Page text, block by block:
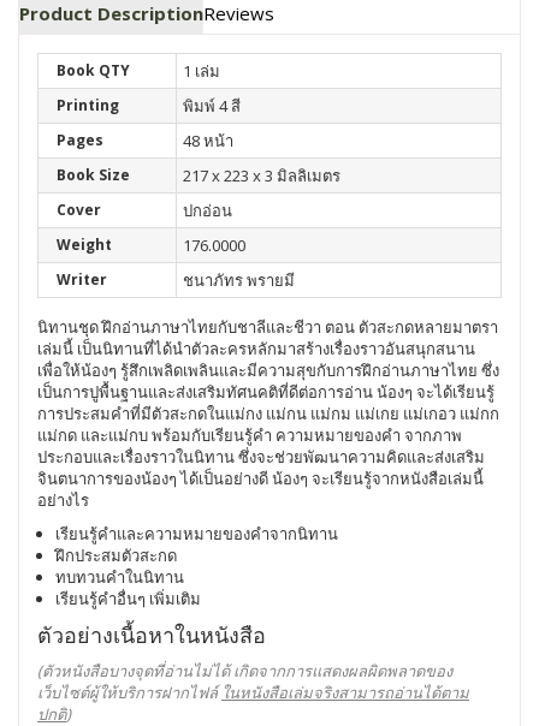
Product DescriptionReviews
Book QTY 1 เล่ม
Printing พิมพ์ 4 สี
Pages 48 หน้า
Book Size 217 x 223 x 3 มิลลิเมตร
Cover ปกอ่อน
Weight 176.0000
Writer ชนาภัทร พรายมี
นิทานชุด ฝึกอ่านภาษาไทยกับชาลีและชีวา ตอน ตัวสะกดหลายมาตรา
เล่มนี้ เป็นนิทานที่ได้นำตัวละครหลักมาสร้างเรื่องราวอันสนุกสนาน
เพื่อให้น้องๆ รู้สึกเพลิดเพลินและมีความสุขกับการฝึกอ่านภาษาไทย ซึ่ง
เป็นการปูพื้นฐานและส่งเสริมทัศนคติที่ดีต่อการอ่าน น้องๆ จะได้เรียนรู้
การประสมคำที่มีตัวสะกดในแม่กง แม่กน แม่กม แม่เกย แม่เกอว แม่กก
แม่กด และแม่กบ พร้อมกับเรียนรู้คำ ความหมายของคำ จากภาพ
ประกอบและเรื่องราวในนิทาน ซึ่งจะช่วยพัฒนาความคิดและส่งเสริม
จินตนาการของน้องๆ ได้เป็นอย่างดี น้องๆ จะเรียนรู้จากหนังสือเล่มนี้
อย่างไร
เรียนรู้คำและความหมายของคำจากนิทาน
ฝึกประสมตัวสะกด
ทบทวนคำในนิทาน
เรียนรู้คำอื่นๆ เพิ่มเติม
ตัวอย่างเนื้อหาในหนังสือ
(ตัวหนังสือบางจุดที่อ่านไม่ได้ เกิดจากการแสดงผลผิดพลาดของ
เว็บไซต์ผู้ให้บริการฝากไฟล์ ในหนังสือเล่มจริงสามารถอ่านได้ตาม
ปกติ)